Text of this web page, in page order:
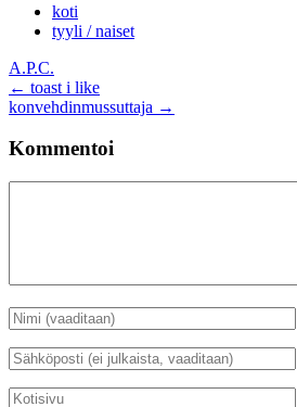
koti
tyyli / naiset
A.P.C.
Artikkelien
selaus
← toast i like
konvehdinmussuttaja →
Kommentoi
Nimi
*
Sähköposti
*
Kotisivu